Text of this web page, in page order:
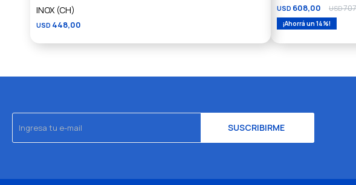
INOX (CH)
USD 448,00
USD 608,00 USD
14
SUSCRIBIRME